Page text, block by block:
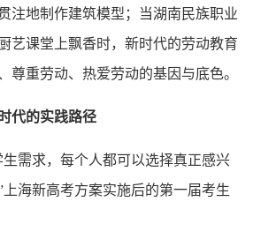
注地制作建筑模型；当湖南民族职业
艺课堂上飘香时，新时代的劳动教育
尊重劳动、热爱劳动的基因与底色。
代的实践路径
生需求，每个人都可以选择真正感兴
海新高考方案实施后的第一届考生